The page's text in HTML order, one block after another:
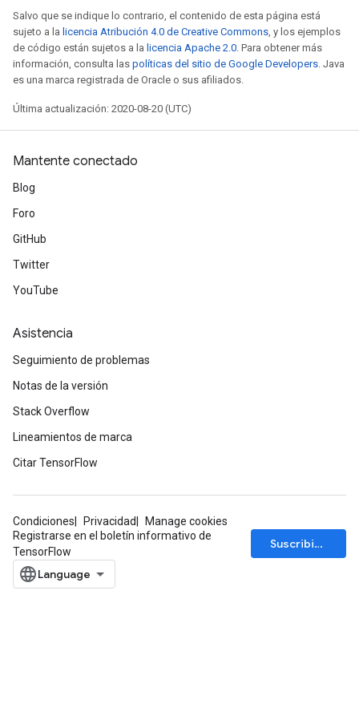
Salvo que se indique lo contrario, el contenido de esta página está
sujeto a la licencia Atribución 4.0 de Creative Commons, y los ejemplos
de código están sujetos a la licencia Apache 2.0. Para obtener más
información, consulta las políticas del sitio de Google Developers. Java
es una marca registrada de Oracle o sus afiliados.
Última actualización: 2020-08-20 (UTC)
Mantente conectado
Blog
Foro
GitHub
Twitter
YouTube
Asistencia
Seguimiento de problemas
Notas de la versión
Stack Overflow
Lineamientos de marca
Citar TensorFlow
Condiciones Privacidad
Manage cookies
Registrarse en el boletín informativo de
TensorFlow
Suscribirse